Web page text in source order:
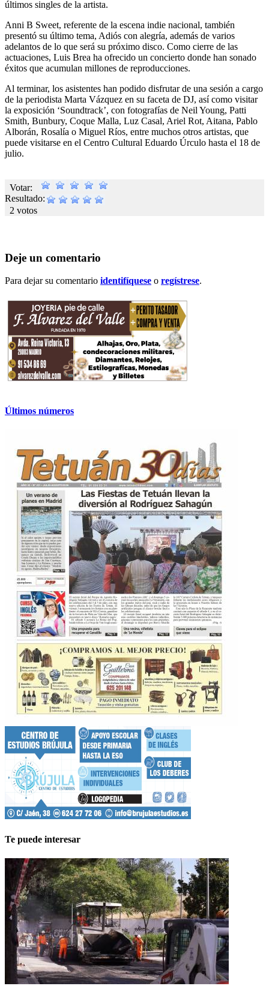
últimos singles de la artista.
Anni B Sweet, referente de la escena indie nacional, también
presentó su último tema, Adiós con alegría, además de varios
adelantos de lo que será su próximo disco. Como cierre de las
actuaciones, Luis Brea ha ofrecido un concierto donde han sonado
éxitos que acumulan millones de reproducciones.
Al terminar, los asistentes han podido disfrutar de una sesión a cargo
de la periodista Marta Vázquez en su faceta de DJ, así como visitar
la exposición ‘Soundtrack’, con fotografías de Neil Young, Patti
Smith, Bunbury, Coque Malla, Luz Casal, Ariel Rot, Aitana, Pablo
Alborán, Rosalía o Miguel Ríos, entre muchos otros artistas, que
puede visitarse en el Centro Cultural Eduardo Úrculo hasta el 18 de
julio.
Votar:
Resultado:
2 votos
Deje un comentario
Para dejar su comentario identifíquese o regístrese.
Últimos números
Te puede interesar